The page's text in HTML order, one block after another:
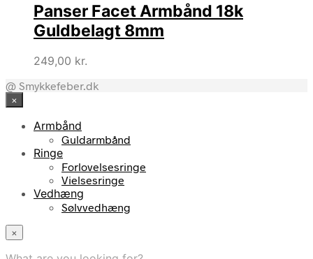
Panser Facet Armbånd 18k
Guldbelagt 8mm
249,00 kr.
@ Smykkefeber.dk
×
Armbånd
Guldarmbånd
Ringe
Forlovelsesringe
Vielsesringe
Vedhæng
Sølvvedhæng
×